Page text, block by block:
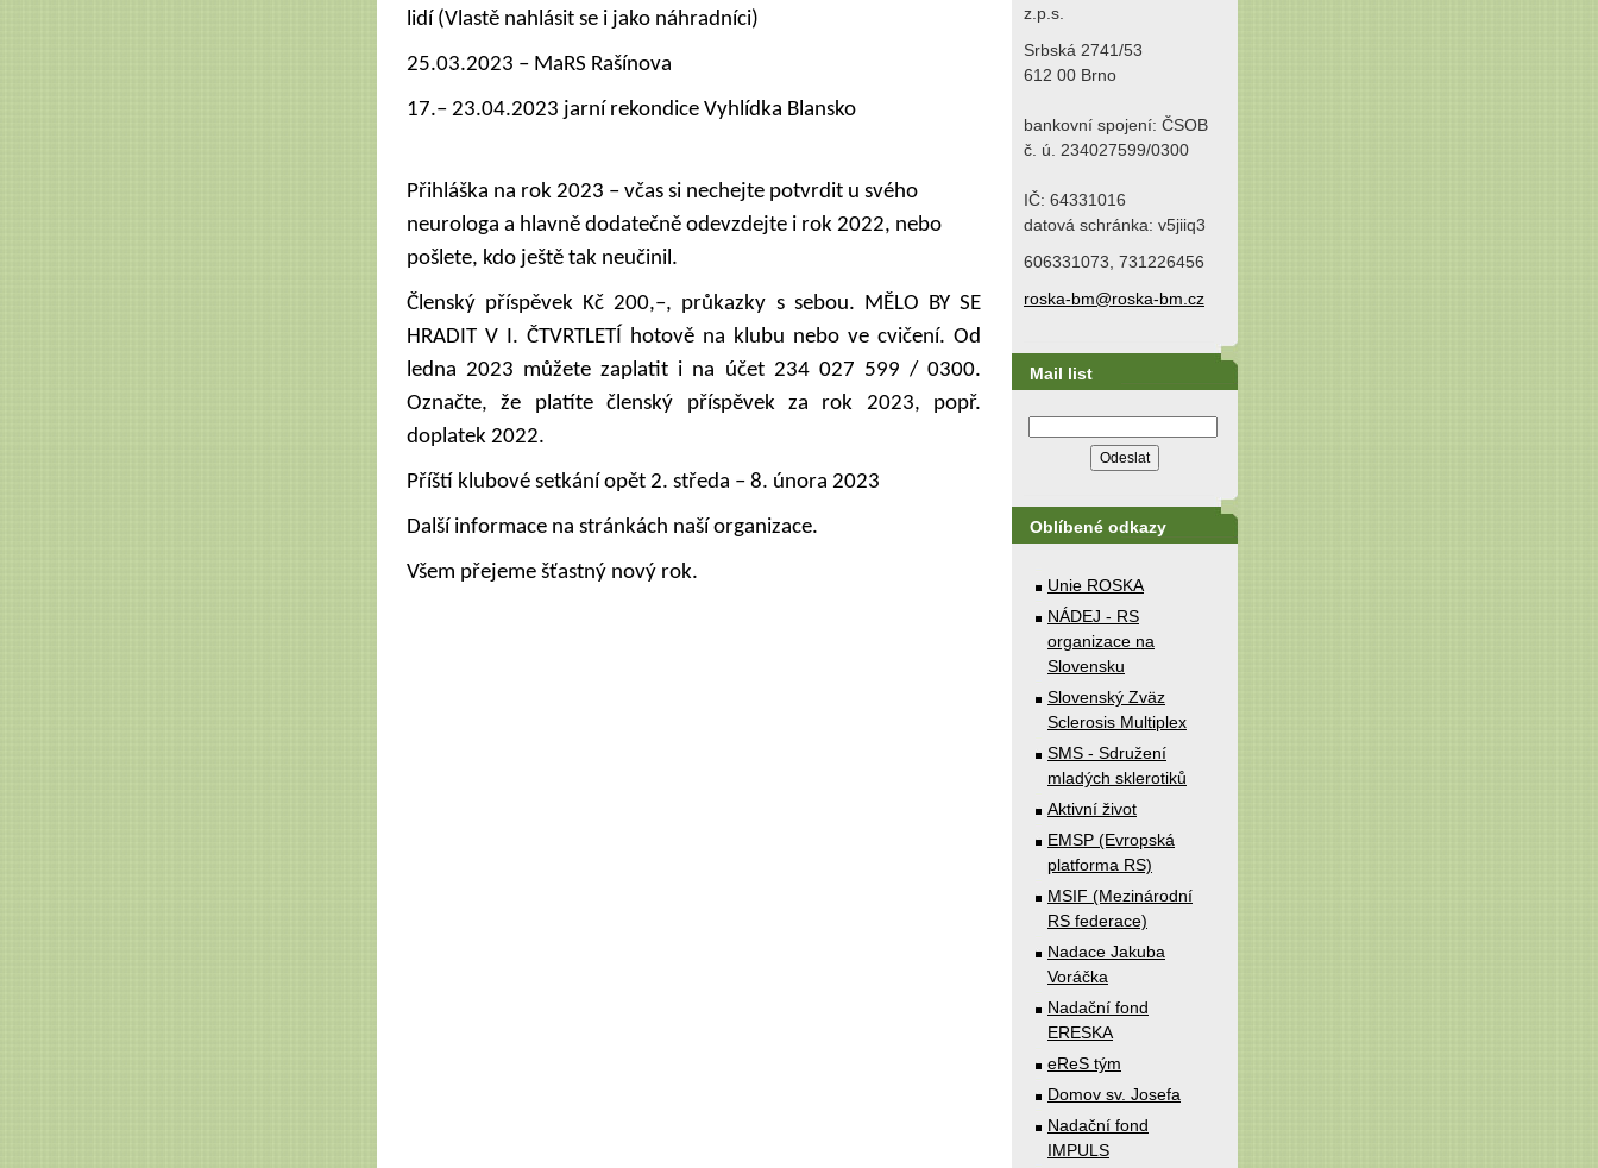
lidí (Vlastě nahlásit se i jako náhradníci)
25.03.2023 – MaRS Rašínova
17.– 23.04.2023 jarní rekondice Vyhlídka Blansko
Přihláška na rok 2023 – včas si nechejte potvrdit u svého
neurologa a hlavně dodatečně odevzdejte i rok 2022, nebo
pošlete, kdo ještě tak neučinil.
Členský příspěvek Kč 200,–, průkazky s sebou. MĚLO BY SE
HRADIT V I. ČTVRTLETÍ hotově na klubu nebo ve cvičení. Od
ledna 2023 můžete zaplatit i na účet 234 027 599 / 0300.
Označte, že platíte členský příspěvek za rok 2023, popř.
doplatek 2022.
Příští klubové setkání opět 2. středa – 8. února 2023
Další informace na stránkách naší organizace.
Všem přejeme šťastný nový rok.
z.p.s.
Srbská 2741/53
612 00 Brno
bankovní spojení: ČSOB
č. ú. 234027599/0300
IČ: 64331016
datová schránka: v5jiiq3
606331073, 731226456
roska-bm@roska-bm.cz
Mail list
Oblíbené odkazy
Unie ROSKA
NÁDEJ - RS
organizace na
Slovensku
Slovenský Zväz
Sclerosis Multiplex
SMS - Sdružení
mladých sklerotiků
Aktivní život
EMSP (Evropská
platforma RS)
MSIF (Mezinárodní
RS federace)
Nadace Jakuba
Voráčka
Nadační fond
ERESKA
eReS tým
Domov sv. Josefa
Nadační fond
IMPULS